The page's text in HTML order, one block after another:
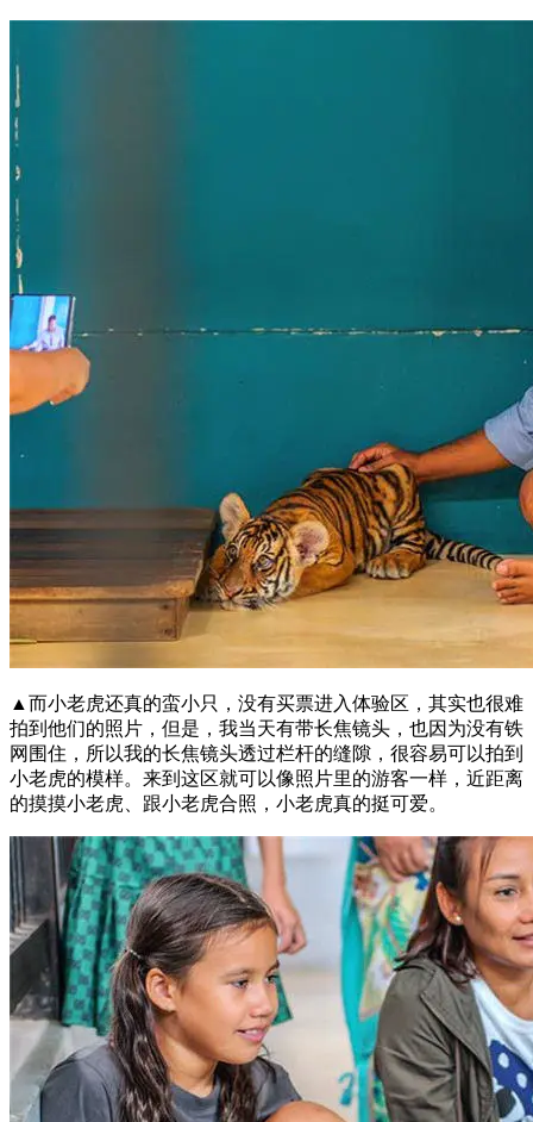
▲而小老虎还真的蛮小只，没有买票进入体验区，其实也很难
拍到他们的照片，但是，我当天有带长焦镜头，也因为没有铁
网围住，所以我的长焦镜头透过栏杆的缝隙，很容易可以拍到
小老虎的模样。来到这区就可以像照片里的游客一样，近距离
的摸摸小老虎、跟小老虎合照，小老虎真的挺可爱。